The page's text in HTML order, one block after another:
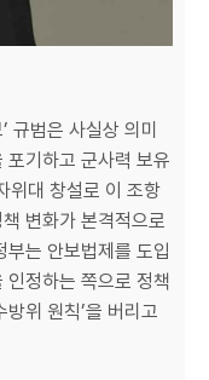
규범은 사실상 의미
포기하고 군사력 보유
위대 창설로 이 조항
변화가 본격적으로
는 안보법제를 도입
인정하는 쪽으로 정책
위 원칙’을 버리고